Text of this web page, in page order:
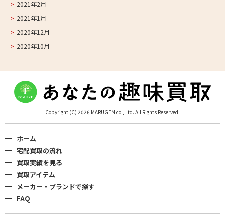
2021年2月
2021年1月
2020年12月
2020年10月
Copyright (C) 2026 MARUGEN co., Ltd. All Rights Reserved.
ホーム
宅配買取の流れ
買取実績を見る
買取アイテム
メーカー・ブランドで探す
FAQ